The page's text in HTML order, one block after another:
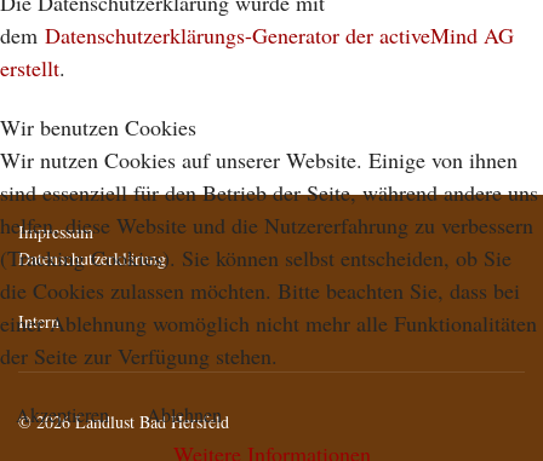
dem Datenschutzerklärungs-Generator der activeMind AG
erstellt.
Impressum
Datenschutzerklärung
Intern
© 2026 Landlust Bad Hersfeld
Wir benutzen Cookies
Wir nutzen Cookies auf unserer Website. Einige von ihnen
sind essenziell für den Betrieb der Seite, während andere uns
helfen, diese Website und die Nutzererfahrung zu verbessern
(Tracking Cookies). Sie können selbst entscheiden, ob Sie
die Cookies zulassen möchten. Bitte beachten Sie, dass bei
einer Ablehnung womöglich nicht mehr alle Funktionalitäten
der Seite zur Verfügung stehen.
Akzeptieren Ablehnen
Weitere Informationen